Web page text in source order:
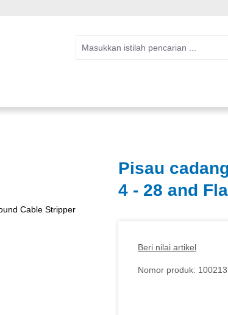
Pisau
4 - 28 and
Beri nilai artikel
Nomor produk: